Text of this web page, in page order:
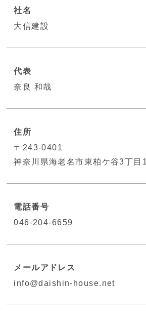
社名
大信建設
代表
奈良 和哉
住所
〒243-0401
神奈川県海老名市東柏ケ谷3丁
電話番号
046-204-6659
メールアドレス
info@daishin-house.net